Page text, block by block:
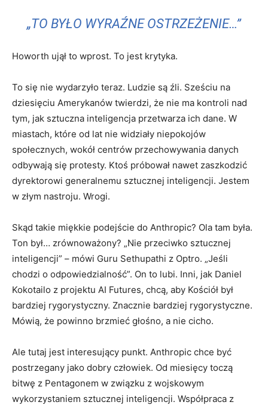
„TO BYŁO WYRAŹNE OSTRZEŻENIE…”
Howorth ujął to wprost. To jest krytyka.
To się nie wydarzyło teraz. Ludzie są źli. Sześciu na
dziesięciu Amerykanów twierdzi, że nie ma kontroli nad
tym, jak sztuczna inteligencja przetwarza ich dane. W
miastach, które od lat nie widziały niepokojów
społecznych, wokół centrów przechowywania danych
odbywają się protesty. Ktoś próbował nawet zaszkodzić
dyrektorowi generalnemu sztucznej inteligencji. Jestem
w złym nastroju. Wrogi.
Skąd takie miękkie podejście do Anthropic? Ola tam była.
Ton był… zrównoważony? „Nie przeciwko sztucznej
inteligencji” – mówi Guru Sethupathi z Optro. „Jeśli
chodzi o odpowiedzialność”. On to lubi. Inni, jak Daniel
Kokotailo z projektu AI Futures, chcą, aby Kościół był
bardziej rygorystyczny. Znacznie bardziej rygorystyczne.
Mówią, że powinno brzmieć głośno, a nie cicho.
Ale tutaj jest interesujący punkt. Anthropic chce być
postrzegany jako dobry człowiek. Od miesięcy toczą
bitwę z Pentagonem w związku z wojskowym
wykorzystaniem sztucznej inteligencji. Współpraca z